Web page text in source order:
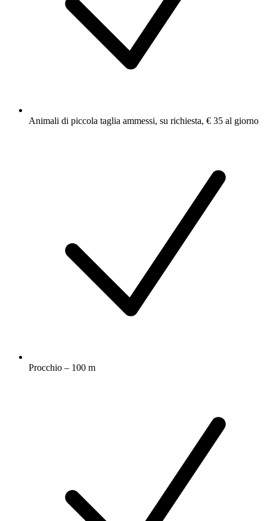
Animali di piccola taglia ammessi, su richiesta, € 35 al giorno
Procchio – 100 m